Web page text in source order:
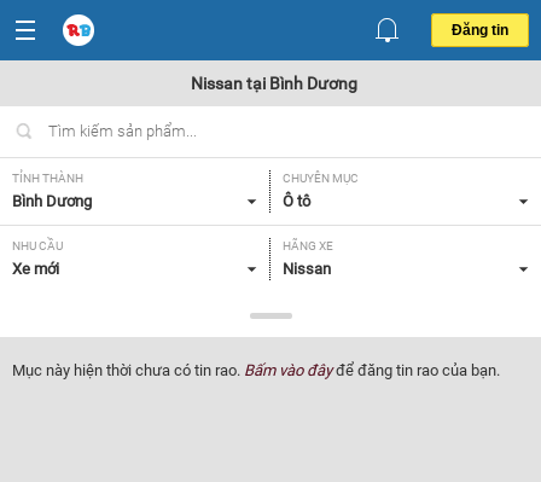
Đăng tin
Nissan tại Bình Dương
TỈNH THÀNH
Bình Dương
CHUYÊN MỤC
Ô tô
NHU CẦU
Xe mới
HÃNG XE
Nissan
Tất cả
NĂM SẢN XUẤT
Tất cả
GIÁ XE XUẤT XỨ
Mục này hiện thời chưa có tin rao. Bấm vào đâyđể đăng tin rao của bạn.